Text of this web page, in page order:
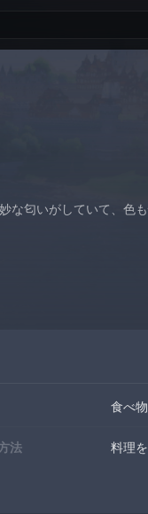
な匂いがしていて、色
食べ物
法 料理